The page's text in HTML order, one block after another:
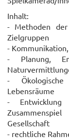
Inhalt:
- Methoden
Zielgruppen
-
- Planung,
- Ökologische
Lebensräume
- Entwicklung
Gesellschaft
- rechtliche